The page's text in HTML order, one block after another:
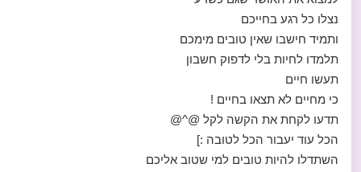
נצלו כל רגע בחייכם
ותמיד חישבו שאין טובים מימכם
תלמדו לחיות בלי לדפוק חשבון
תעשו חיים
כי מחיים לא תצאו בחיים !
תדעו לקחת את הקשה לקל @^@
הכל עוד יעבור הכל לטובה :]
השתדלו להיות טובים למי שטוב אליכם